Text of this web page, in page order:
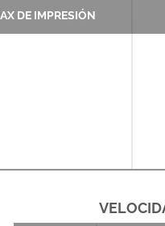
DE IMPRESIÓN